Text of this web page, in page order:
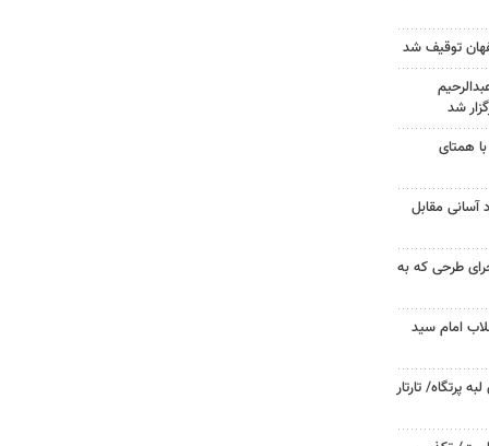
شد
همتای
آسانی مقابل
طرحی که به
امام سید
پرتگاه/ تارتار